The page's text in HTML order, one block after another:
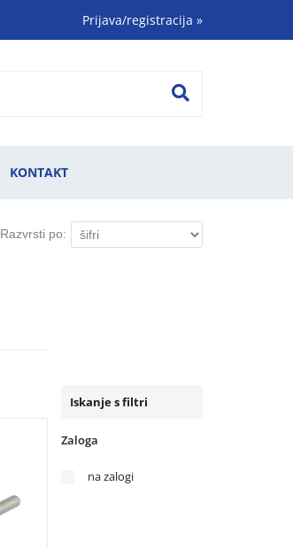
Prijava/registracija »
KONTAKT
Razvrsti po:
Iskanje s filtri
Zaloga
na zalogi